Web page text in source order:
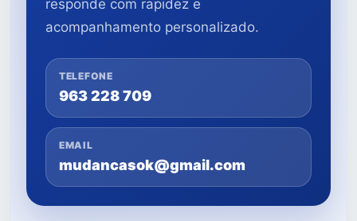
responde com rapidez e
acompanhamento personalizado.
TELEFONE
963 228 709
EMAIL
mudancasok@gmail.com